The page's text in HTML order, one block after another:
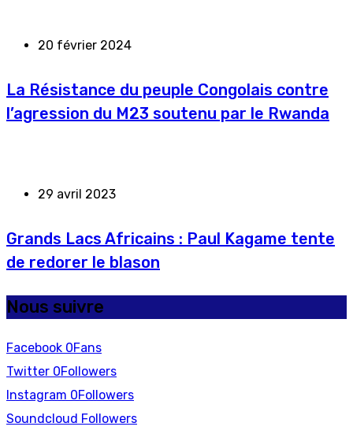
20 février 2024
La Résistance du peuple Congolais contre
l’agression du M23 soutenu par le Rwanda
29 avril 2023
Grands Lacs Africains : Paul Kagame tente
de redorer le blason
Nous suivre
Facebook 0Fans
Twitter 0Followers
Instagram 0Followers
Soundcloud Followers